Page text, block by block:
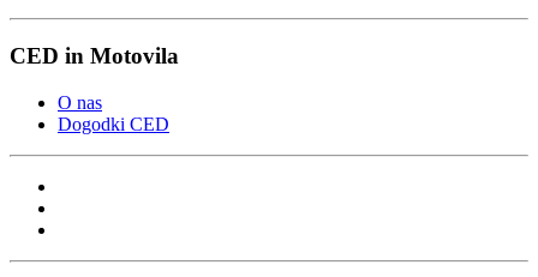
CED in Motovila
O nas
Dogodki CED